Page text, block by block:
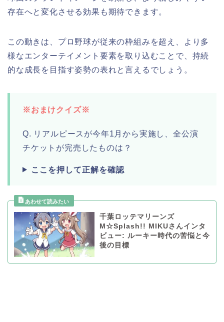
存在へと変化させる効果も期待できます。
この動きは、プロ野球が従来の枠組みを超え、より多
様なエンターテイメント要素を取り込むことで、持続
的な成長を目指す姿勢の表れと言えるでしょう。
※おまけクイズ※
Q. リアルピースが今年1月から実施し、全公演
チケットが完売したものは？
ここを押して正解を確認
千葉ロッテマリーンズ
M☆Splash!! MIKUさんインタ
ビュー: ルーキー時代の苦悩と今
後の目標